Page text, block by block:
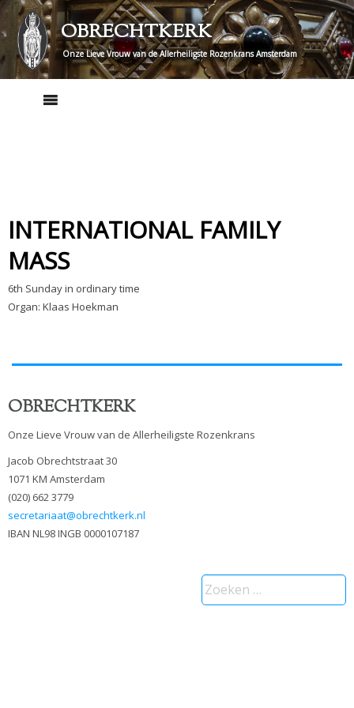
Skip
to
content
OBRECHTKERK
Onze Lieve Vrouw van de Allerheiligste Rozenkrans Amsterdam
INTERNATIONAL FAMILY
MASS
6th Sunday in ordinary time
Organ: Klaas Hoekman
OBRECHTKERK
Onze Lieve Vrouw van de Allerheiligste Rozenkrans
Jacob Obrechtstraat 30
1071 KM Amsterdam
(020) 662 3779
secretariaat@obrechtkerk.nl
IBAN NL98 INGB 0000107187
Zoeken
naar: